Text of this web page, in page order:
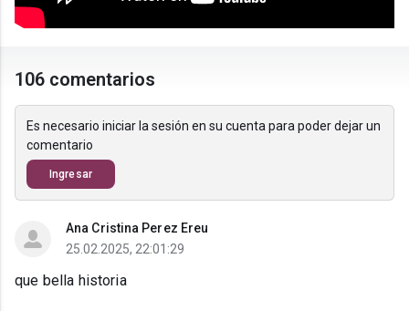
106 comentarios
Es necesario iniciar la sesión en su cuenta para poder dejar un
comentario
Ingresar
Ana Cristina Perez Ereu
25.02.2025, 22:01:29
que bella historia